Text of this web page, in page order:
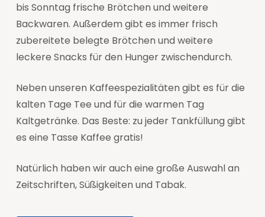
bis Sonntag frische Brötchen und weitere
Backwaren. Außerdem gibt es immer frisch
zubereitete belegte Brötchen und weitere
leckere Snacks für den Hunger zwischendurch.
Neben unseren Kaffeespezialitäten gibt es für die
kalten Tage Tee und für die warmen Tag
Kaltgetränke. Das Beste: zu jeder Tankfüllung gibt
es eine Tasse Kaffee gratis!
Natürlich haben wir auch eine große Auswahl an
Zeitschriften, Süßigkeiten und Tabak.